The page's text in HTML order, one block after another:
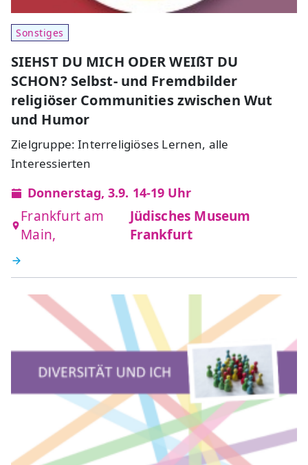
Sonstiges
SIEHST DU MICH ODER WEIßT DU
SCHON? Selbst- und Fremdbilder
religiöser Communities zwischen Wut
und Humor
Zielgruppe: Interreligiöses Lernen, alle
Interessierten
Donnerstag, 3.9. 14-19 Uhr
Frankfurt am
Main,
Jüdisches Museum
Frankfurt